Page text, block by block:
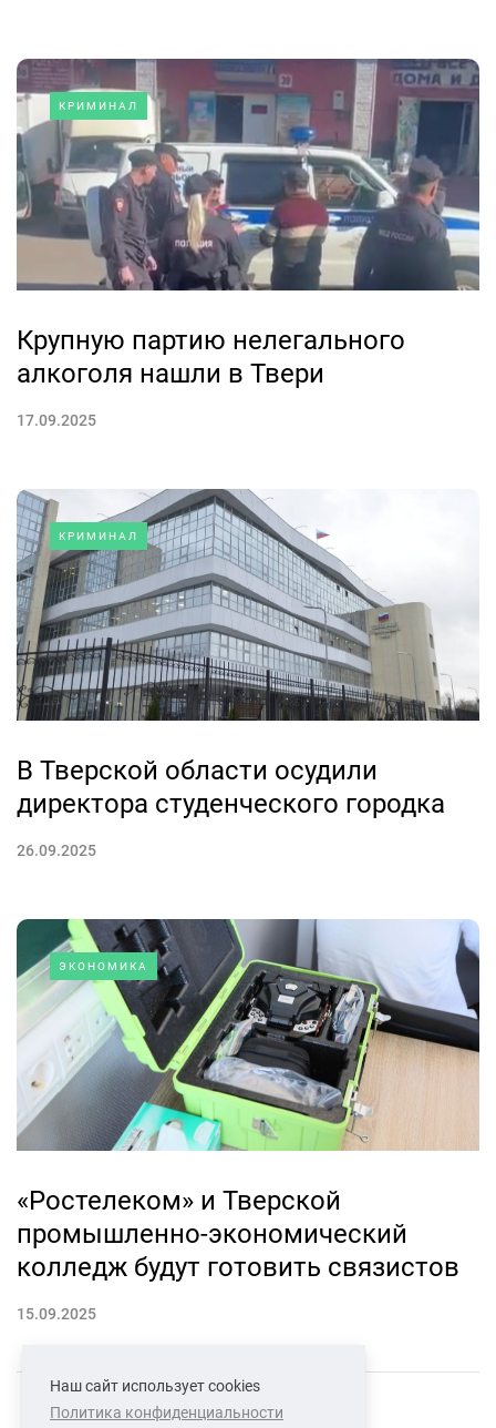
КРИМИНАЛ
Крупную партию нелегального
алкоголя нашли в Твери
17.09.2025
КРИМИНАЛ
В Тверской области осудили
директора студенческого городка
26.09.2025
ЭКОНОМИКА
«Ростелеком» и Тверской
промышленно-экономический
колледж будут готовить связистов
15.09.2025
СВЯЗАТЬСЯ С НАМИ О НАС
Наш сайт использует cookies
Политика конфиденциальности